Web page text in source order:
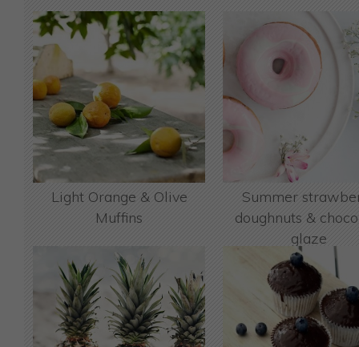
Light Orange & Olive
Muffins
Summer
doughnuts &
glaze